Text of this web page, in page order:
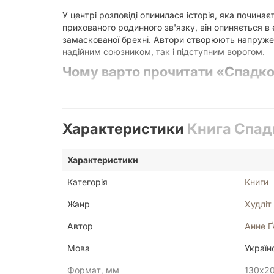
У центрі розповіді опинилася історія, яка
прихованого родинного зв'язку, він опиняється
замаскованої брехні. Автори створюють
надійним союзником, так і підступним ворогом.
Чому варто прочитати
до своєї бібліотеки:
Інтригуюча зав'язка:
Сюжет тримає в
Актуальні теми:
Якісна мова:
Видання та якість виконання
Книга випущена у зручному форматі, який
сторінки тексту розподілені таким чином, щоб
Кому підійде ця книга?
Характеристики Книга
Характеристики
Категорія Книги
Жанр Худліт
Автор Анне
Мова
Формат, мм